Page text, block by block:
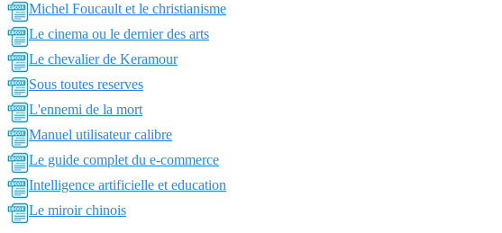
Michel Foucault et le christianisme
Le cinema ou le dernier des arts
Le chevalier de Keramour
Sous toutes reserves
L'ennemi de la mort
Manuel utilisateur calibre
Le guide complet du e-commerce
Intelligence artificielle et education
Le miroir chinois